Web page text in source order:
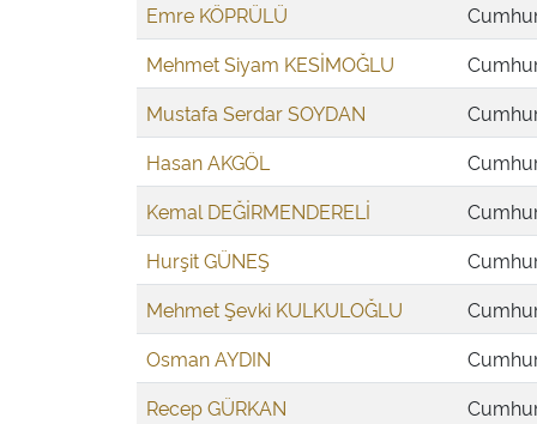
Emre KÖPRÜLÜ
Mehmet Siyam KESİMOĞLU
Mustafa Serdar SOYDAN
Hasan AKGÖL
Kemal DEĞİRMENDERELİ
Hurşit GÜNEŞ
Mehmet Şevki KULKULOĞLU
Osman AYDIN
Recep GÜRKAN